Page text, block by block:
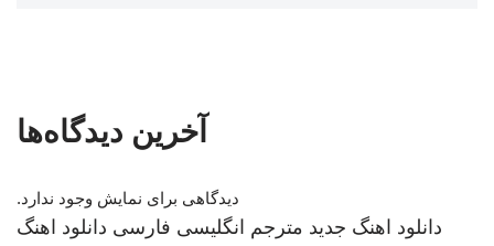
آخرین دیدگاه‌ها
دیدگاهی برای نمایش وجود ندارد.
دانلود اهنگ جدید مترجم انگلیسی فارسی دانلود اهنگ